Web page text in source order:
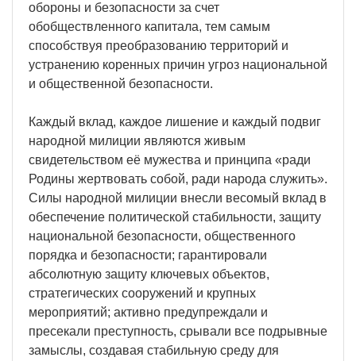
обороны и безопасности за счет
обобществленного капитала, тем самым
способствуя преобразованию территорий и
устранению коренных причин угроз национальной
и общественной безопасности.
Каждый вклад, каждое лишение и каждый подвиг
народной милиции являются живым
свидетельством её мужества и принципа «ради
Родины жертвовать собой, ради народа служить».
Силы народной милиции внесли весомый вклад в
обеспечение политической стабильности, защиту
национальной безопасности, общественного
порядка и безопасности; гарантировали
абсолютную защиту ключевых объектов,
стратегических сооружений и крупных
мероприятий; активно предупреждали и
пресекали преступность, срывали все подрывные
замыслы, создавая стабильную среду для